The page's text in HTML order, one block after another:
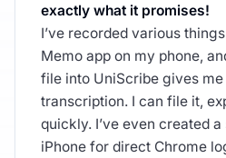
exactly what it promises!
I’ve recorded various
Memo app on my phone,
file into UniScribe gives me
transcription. I can file it,
quickly. I’ve even created
iPhone for direct Chrome